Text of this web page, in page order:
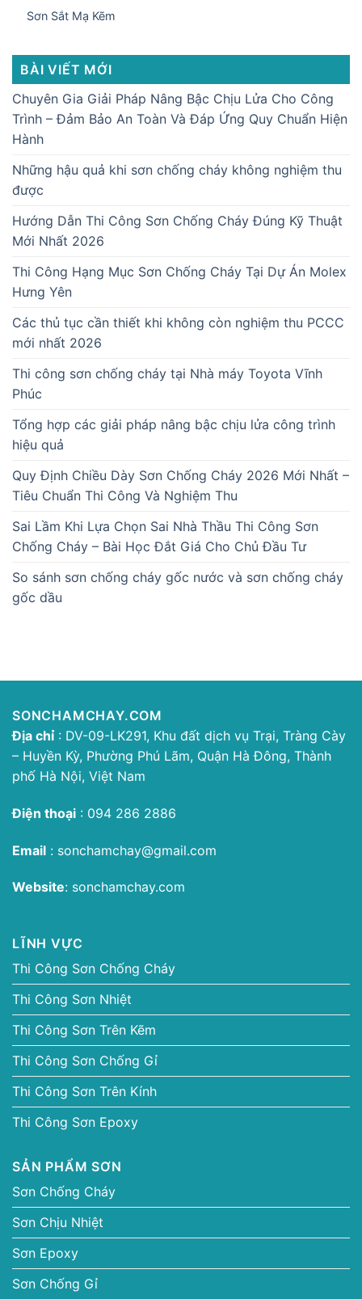
Sơn Sắt Mạ Kẽm
BÀI VIẾT MỚI
Chuyên Gia Giải Pháp Nâng Bậc Chịu Lửa Cho Công
Trình – Đảm Bảo An Toàn Và Đáp Ứng Quy Chuẩn Hiện
Hành
Những hậu quả khi sơn chống cháy không nghiệm thu
được
Hướng Dẫn Thi Công Sơn Chống Cháy Đúng Kỹ Thuật
Mới Nhất 2026
Thi Công Hạng Mục Sơn Chống Cháy Tại Dự Án Molex
Hưng Yên
Các thủ tục cần thiết khi không còn nghiệm thu PCCC
mới nhất 2026
Thi công sơn chống cháy tại Nhà máy Toyota Vĩnh
Phúc
Tổng hợp các giải pháp nâng bậc chịu lửa công trình
hiệu quả
Quy Định Chiều Dày Sơn Chống Cháy 2026 Mới Nhất –
Tiêu Chuẩn Thi Công Và Nghiệm Thu
Sai Lầm Khi Lựa Chọn Sai Nhà Thầu Thi Công Sơn
Chống Cháy – Bài Học Đắt Giá Cho Chủ Đầu Tư
So sánh sơn chống cháy gốc nước và sơn chống cháy
gốc dầu
SONCHAMCHAY.COM
Địa chỉ: DV-09-LK291, Khu đất dịch vụ Trại, Tràng Cày
– Huyền Kỳ, Phường Phú Lãm, Quận Hà Đông, Thành
phố Hà Nội, Việt Nam
Điện thoại : 094 286 2886
Email : sonchamchay@gmail.com
Website: sonchamchay.com
LĨNH VỰC
Thi Công Sơn Chống Cháy
Thi Công Sơn Nhiệt
Thi Công Sơn Trên Kẽm
Thi Công Sơn Chống Gỉ
Thi Công Sơn Trên Kính
Thi Công Sơn Epoxy
SẢN PHẨM SƠN
Sơn Chống Cháy
Sơn Chịu Nhiệt
Sơn Epoxy
Sơn Chống Gỉ